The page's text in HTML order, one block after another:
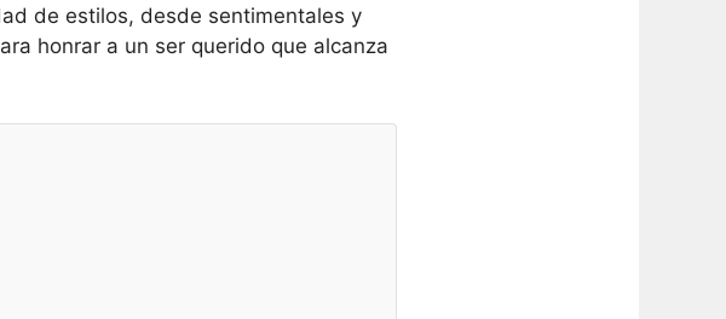
de estilos, desde sentimentales y
honrar a un ser querido que alcanza